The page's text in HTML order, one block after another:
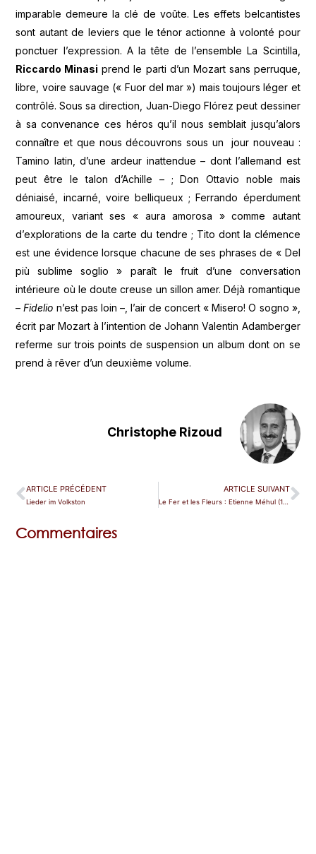
imparable demeure la clé de voûte. Les effets belcantistes
sont autant de leviers que le ténor actionne à volonté pour
ponctuer l’expression. A la tête de l’ensemble La Scintilla,
Riccardo Minasi prend le parti d’un Mozart sans perruque,
libre, voire sauvage (« Fuor del mar ») mais toujours léger et
contrôlé. Sous sa direction, Juan-Diego Flórez peut dessiner
à sa convenance ces héros qu’il nous semblait jusqu’alors
connaître et que nous découvrons sous un jour nouveau :
Tamino latin, d’une ardeur inattendue – dont l’allemand est
peut être le talon d’Achille – ; Don Ottavio noble mais
déniaisé, incarné, voire belliqueux ; Ferrando éperdument
amoureux, variant ses « aura amorosa » comme autant
d’explorations de la carte du tendre ; Tito dont la clémence
est une évidence lorsque chacune de ses phrases de « Del
più sublime soglio » paraît le fruit d’une conversation
intérieure où le doute creuse un sillon amer. Déjà romantique
–Fidelio n’est pas loin –, l’air de concert « Misero! O sogno »,
écrit par Mozart à l’intention de Johann Valentin Adamberger
referme sur trois points de suspension un album dont on se
prend à rêver d’un deuxième volume.
Christophe Rizoud
ARTICLE PRÉCÉDENT
Lieder im Volkston
ARTICLE SUIVANT
Le Fer et les Fleurs : Etienne Méhul (1763-1817)
Commentaires